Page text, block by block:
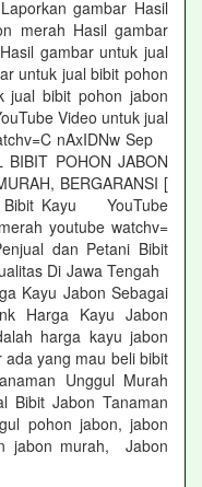
gambar Hasil
merah Hasil gambar
gambar untuk jual
untuk jual bibit pohon
jual bibit pohon jabon
Video untuk jual
nAxIDNw Sep
POHON JABON
BERGARANSI [
Bibit Kayu YouTube
youtube watchv=
dan Petani Bibit
Di Jawa Tengah
Kayu Jabon Sebagai
Harga Kayu Jabon
harga kayu jabon
yang mau beli bibit
Unggul Murah
Jabon Tanaman
pohon jabon, jabon
jabon murah, Jabon